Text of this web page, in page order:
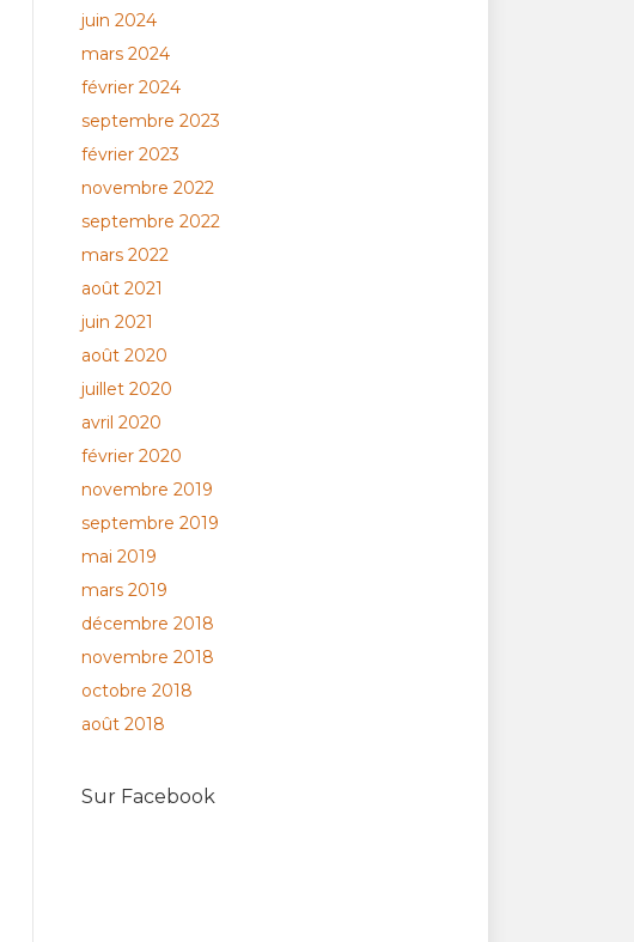
juin 2024
mars 2024
février 2024
septembre 2023
février 2023
novembre 2022
septembre 2022
mars 2022
août 2021
juin 2021
août 2020
juillet 2020
avril 2020
février 2020
novembre 2019
septembre 2019
mai 2019
mars 2019
décembre 2018
novembre 2018
octobre 2018
août 2018
Sur Facebook